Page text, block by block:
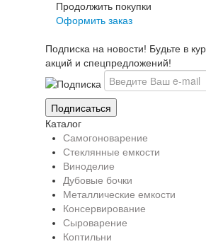
Продолжить покупки
Оформить заказ
Подписка на новости! Будьте в
акций и спецпредложений!
Каталог
Самогоноварение
Стеклянные емкости
Виноделие
Дубовые бочки
Металлические емкости
Консервирование
Сыроварение
Коптильни